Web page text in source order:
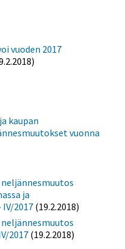
vuoden 2017
kaupan
vuonna
ja
2017 (19.2.2018)
2017 (19.2.2018)